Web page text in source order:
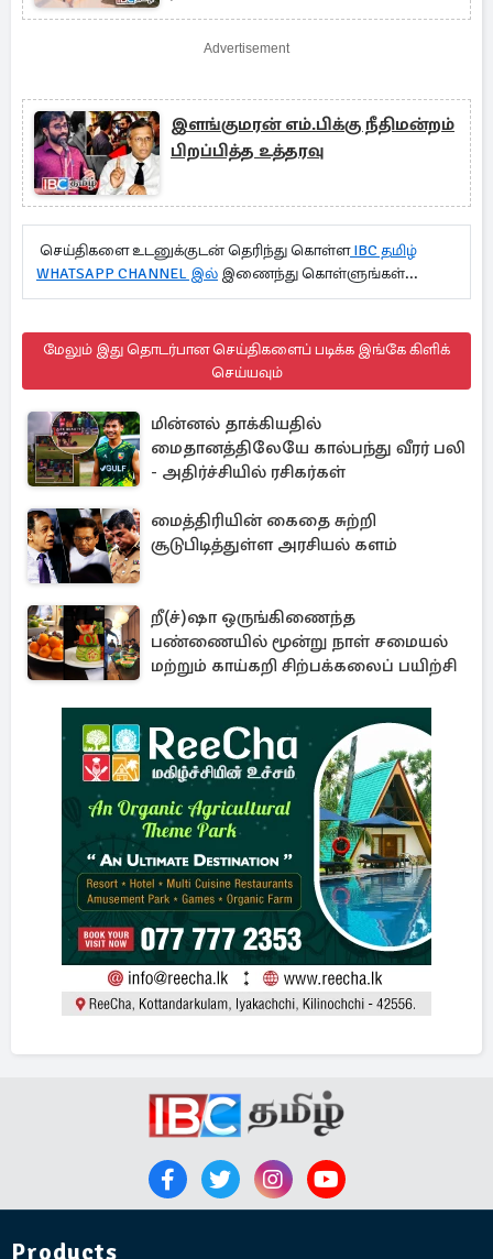
Advertisement
இளங்குமரன் எம்.பிக்கு நீதிமன்றம்
பிறப்பித்த உத்தரவு
செய்திகளை உடனுக்குடன் தெரிந்து கொள்ளIBC தமிழ்
WHATSAPP CHANNEL இல் இணைந்து கொள்ளுங்கள்...
மேலும் இது தொடர்பான செய்திகளைப் படிக்க இங்கே கிளிக்
செய்யவும்
மின்னல் தாக்கியதில்
மைதானத்திலேயே கால்பந்து வீரர் பலி
- அதிர்ச்சியில் ரசிகர்கள்
மைத்திரியின் கைதை சுற்றி
சூடுபிடித்துள்ள அரசியல் களம்
றீ(ச்)ஷா ஒருங்கிணைந்த
பண்ணையில் மூன்று நாள் சமையல்
மற்றும் காய்கறி சிற்பக்கலைப் பயிற்சி
Products